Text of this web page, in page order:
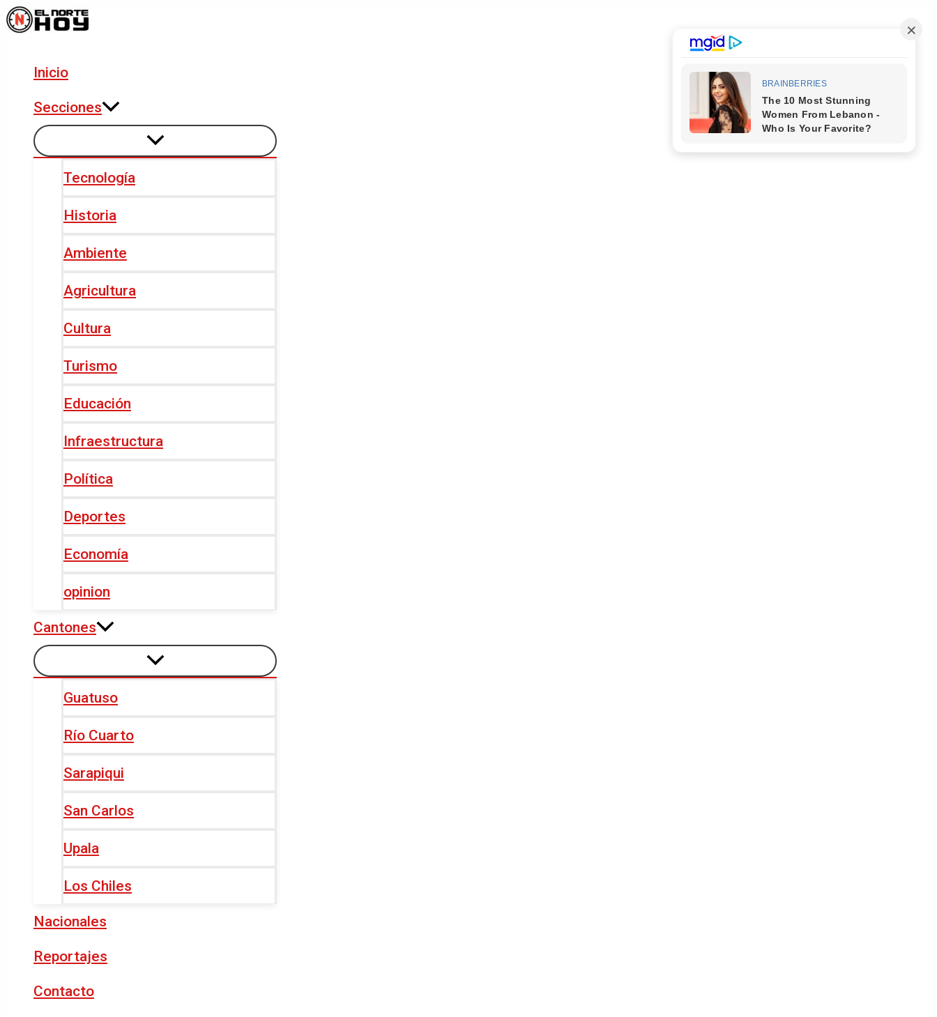
Ir
al
Inicio
Secciones
Tecnología
Historia
Ambiente
Agricultura
Cultura
Turismo
Educación
Infraestructura
Política
Deportes
Economía
opinion
Cantones
Guatuso
Río Cuarto
Sarapiqui
San Carlos
Upala
Los Chiles
Nacionales
Reportajes
Contacto
Navegación
de